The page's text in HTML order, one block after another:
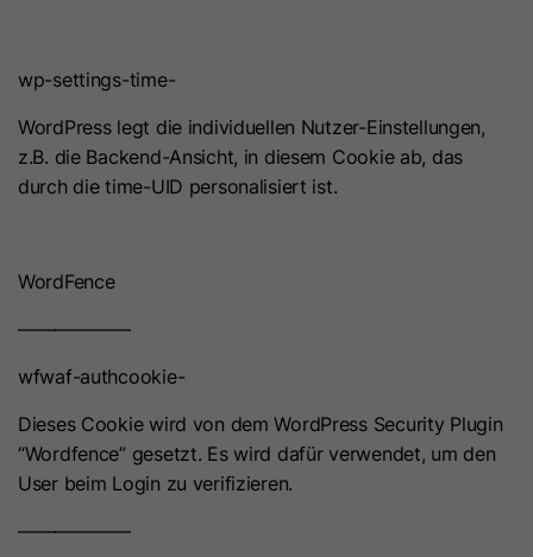
wp-settings-time-
WordPress legt die individuellen Nutzer-Einstellungen,
z.B. die Backend-Ansicht, in diesem Cookie ab, das
durch die time-UID personalisiert ist.
WordFence
——————
wfwaf-authcookie-
Dieses Cookie wird von dem WordPress Security Plugin
“Wordfence” gesetzt. Es wird dafür verwendet, um den
User beim Login zu verifizieren.
——————